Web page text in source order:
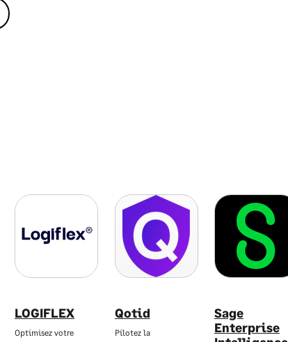
LOGIFLEX
Optimisez votre
Qotid
Pilotez la
Sage
Enterprise